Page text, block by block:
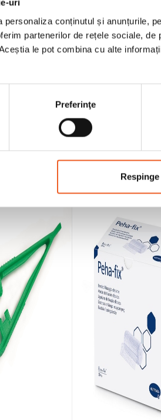
uri
personaliza conținutul și anunțurile,
partenerilor de rețele sociale,
le pot combina cu alte
Preferinţe
Respinge
AU CUMPARAT